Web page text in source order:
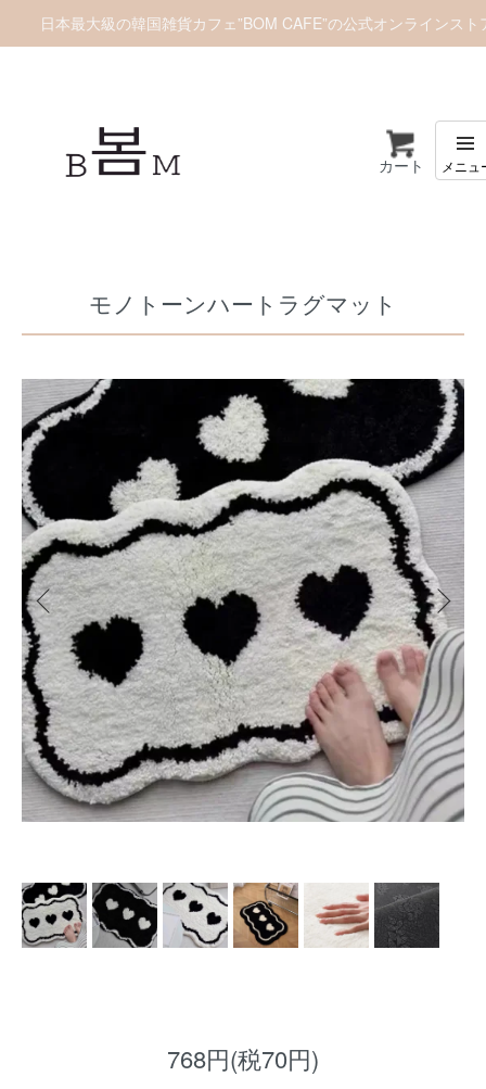
日本最大級の韓国雑貨カフェ”BOM CAFE”の公式オンラインスト
カート
モノトーンハートラグマット
768円(税70円)